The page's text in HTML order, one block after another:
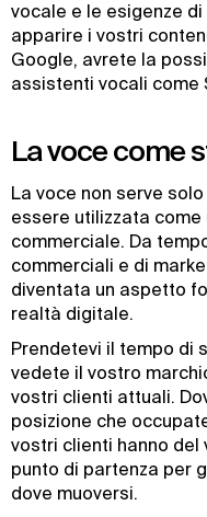
vocale e le esigenze
apparire i vostri
Google, avrete la
assistenti vocali come
La voce come
La voce non serve
essere utilizzata
commerciale. Da
commerciali e di
diventata un aspetto
realtà digitale.
Prendetevi il tempo di
vedete il vostro
vostri clienti attuali.
posizione che
vostri clienti hanno del
punto di partenza per
dove muoversi.